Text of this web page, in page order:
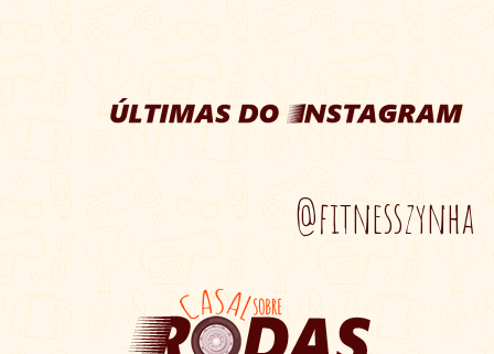
@fitnesszynha